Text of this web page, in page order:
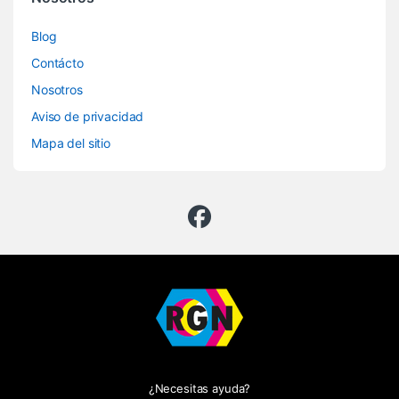
Blog
Contácto
Nosotros
Aviso de privacidad
Mapa del sitio
¿Necesitas ayuda?